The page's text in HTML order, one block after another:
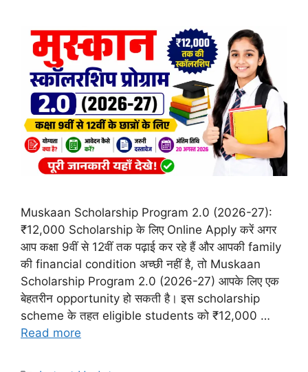
Muskaan Scholarship Program 2.0 (2026-27):
₹12,000 Scholarship के लिए Online Apply करें अगर
आप कक्षा 9वीं से 12वीं तक पढ़ाई कर रहे हैं और आपकी family
की financial condition अच्छी नहीं है, तो Muskaan
Scholarship Program 2.0 (2026-27) आपके लिए एक
बेहतरीन opportunity हो सकती है। इस scholarship
scheme के तहत eligible students को ₹12,000 …
Read more